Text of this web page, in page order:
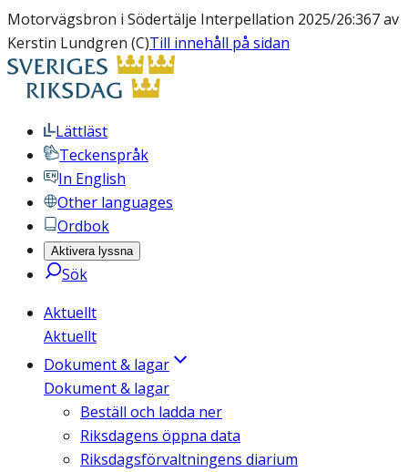
Motorvägsbron i Södertälje Interpellation 2025/26:367 av
Kerstin Lundgren (C)Till innehåll på sidan
Lättläst
Teckenspråk
In English
Other languages
Ordbok
Aktivera lyssna
Sök
Aktuellt
Aktuellt
Dokument & lagar
Dokument & lagar
Beställ och ladda ner
Riksdagens öppna data
Riksdagsförvaltningens diarium